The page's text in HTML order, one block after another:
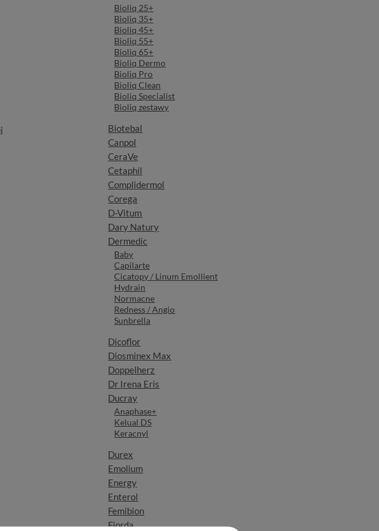
Bioliq 25+
Bioliq 35+
Bioliq 45+
Bioliq 55+
Bioliq 65+
Bioliq Dermo
Bioliq Pro
Bioliq Clean
Bioliq Specialist
Bioliq zestawy
Biotebal
Canpol
CeraVe
Cetaphil
Complidermol
Corega
D-Vitum
Dary Natury
Dermedic
Baby
Capilarte
Cicatopy / Linum Emollient
Hydrain
Normacne
Redness / Angio
Sunbrella
Dicoflor
Diosminex Max
Doppelherz
Dr Irena Eris
Ducray
Anaphase+
Kelual DS
Keracnyl
Durex
Emolium
Energy
Enterol
Femibion
Fiorda